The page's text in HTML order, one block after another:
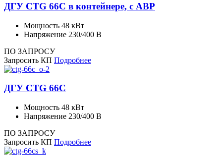
ДГУ CTG 66C в контейнере, с АВР
Мощность 48 кВт
Напряжение 230/400 В
ПО ЗАПРОСУ
Запросить КП Подробнее
ДГУ CTG 66C
Мощность 48 кВт
Напряжение 230/400 В
ПО ЗАПРОСУ
Запросить КП Подробнее